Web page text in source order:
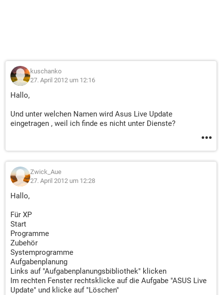
kuschanko
27. April 2012 um 12:16
Hallo,
Und unter welchen Namen wird Asus Live Update
eingetragen , weil ich finde es nicht unter Dienste?
Zwick_Aue
27. April 2012 um 12:28
Hallo,
Für XP
Start
Programme
Zubehör
Systemprogramme
Aufgabenplanung
Links auf "Aufgabenplanungsbibliothek" klicken
Im rechten Fenster rechtsklicke auf die Aufgabe "ASUS Live
Update" und klicke auf "Löschen"